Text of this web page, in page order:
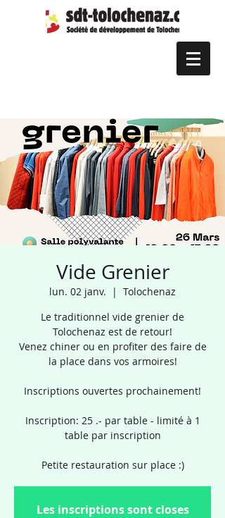
Vide Grenier
lun. 02 janv.
  |
Tolochenaz
Le traditionnel vide grenier de
Tolochenaz est de retour!
Venez chiner ou en profiter des faire de
la place dans vos armoires!
Inscriptions ouvertes prochainement!
Inscription: 25 .- par table - limité à 1
table par inscription
Petite restauration sur place :)
Les inscriptions sont closes